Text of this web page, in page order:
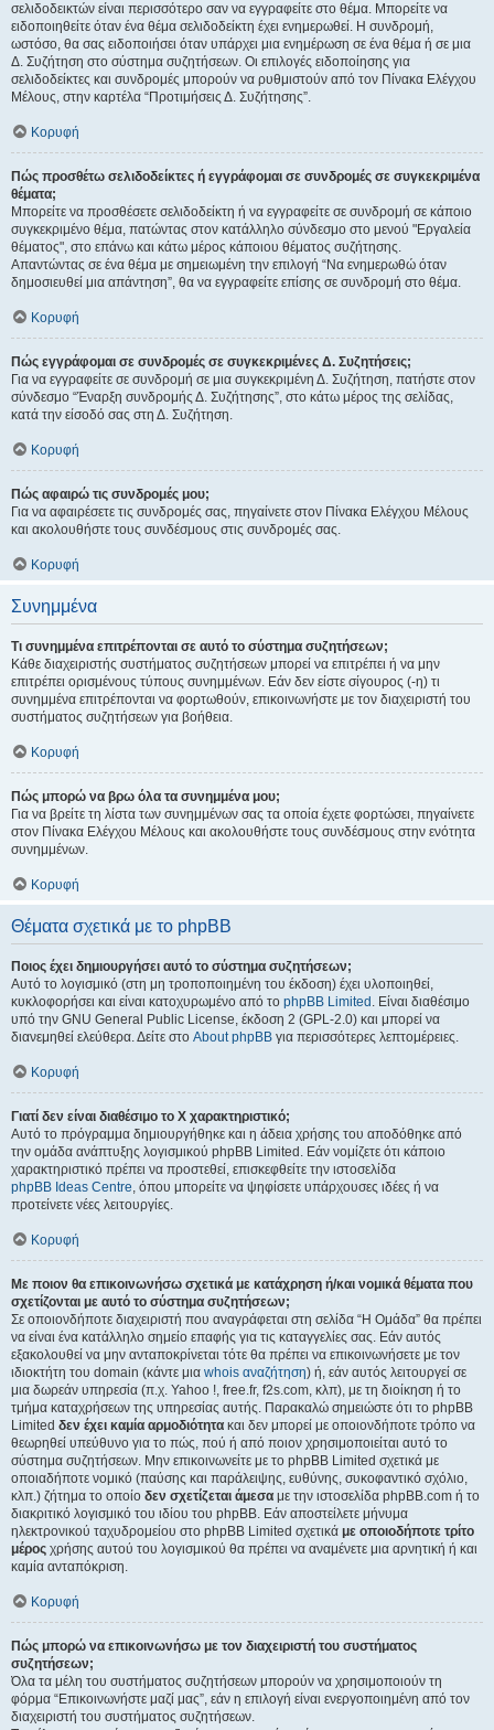
σελιδοδεικτών είναι περισσότερο σαν να εγγραφείτε στο θέμα. Μπορείτε να
ειδοποιηθείτε όταν ένα θέμα σελιδοδείκτη έχει ενημερωθεί. Η συνδρομή,
ωστόσο, θα σας ειδοποιήσει όταν υπάρχει μια ενημέρωση σε ένα θέμα ή σε μια
Δ. Συζήτηση στο σύστημα συζητήσεων. Οι επιλογές ειδοποίησης για
σελιδοδείκτες και συνδρομές μπορούν να ρυθμιστούν από τον Πίνακα Ελέγχου
Μέλους, στην καρτέλα “Προτιμήσεις Δ. Συζήτησης”.
Κορυφή
Πώς προσθέτω σελιδοδείκτες ή εγγράφομαι σε συνδρομές σε συγκεκριμένα
θέματα;
Μπορείτε να προσθέσετε σελιδοδείκτη ή να εγγραφείτε σε συνδρομή σε κάποιο
συγκεκριμένο θέμα, πατώντας στον κατάλληλο σύνδεσμο στο μενού "Εργαλεία
θέματος", στο επάνω και κάτω μέρος κάποιου θέματος συζήτησης.
Απαντώντας σε ένα θέμα με σημειωμένη την επιλογή “Να ενημερωθώ όταν
δημοσιευθεί μια απάντηση”, θα να εγγραφείτε επίσης σε συνδρομή στο θέμα.
Κορυφή
Πώς εγγράφομαι σε συνδρομές σε συγκεκριμένες Δ. Συζητήσεις;
Για να εγγραφείτε σε συνδρομή σε μια συγκεκριμένη Δ. Συζήτηση, πατήστε στον
σύνδεσμο “Έναρξη συνδρομής Δ. Συζήτησης”, στο κάτω μέρος της σελίδας,
κατά την είσοδό σας στη Δ. Συζήτηση.
Κορυφή
Πώς αφαιρώ τις συνδρομές μου;
Για να αφαιρέσετε τις συνδρομές σας, πηγαίνετε στον Πίνακα Ελέγχου Μέλους
και ακολουθήστε τους συνδέσμους στις συνδρομές σας.
Κορυφή
Συνημμένα
Τι συνημμένα επιτρέπονται σε αυτό το σύστημα συζητήσεων;
Κάθε διαχειριστής συστήματος συζητήσεων μπορεί να επιτρέπει ή να μην
επιτρέπει ορισμένους τύπους συνημμένων. Εάν δεν είστε σίγουρος (-η) τι
συνημμένα επιτρέπονται να φορτωθούν, επικοινωνήστε με τον διαχειριστή του
συστήματος συζητήσεων για βοήθεια.
Κορυφή
Πώς μπορώ να βρω όλα τα συνημμένα μου;
Για να βρείτε τη λίστα των συνημμένων σας τα οποία έχετε φορτώσει, πηγαίνετε
στον Πίνακα Ελέγχου Μέλους και ακολουθήστε τους συνδέσμους στην ενότητα
συνημμένων.
Κορυφή
Θέματα σχετικά με το phpBB
Ποιος έχει δημιουργήσει αυτό το σύστημα συζητήσεων;
Αυτό το λογισμικό (στη μη τροποποιημένη του έκδοση) έχει υλοποιηθεί,
κυκλοφορήσει και είναι κατοχυρωμένο από το phpBB Limited . Είναι διαθέσιμο
υπό την GNU General Public License, έκδοση 2 (GPL-2.0) και μπορεί να
διανεμηθεί ελεύθερα. Δείτε στο About phpBB για περισσότερες λεπτομέρειες.
Κορυφή
Γιατί δεν είναι διαθέσιμο το Χ χαρακτηριστικό;
Αυτό το πρόγραμμα δημιουργήθηκε και η άδεια χρήσης του αποδόθηκε από
την ομάδα ανάπτυξης λογισμικού phpBB Limited. Εάν νομίζετε ότι κάποιο
χαρακτηριστικό πρέπει να προστεθεί, επισκεφθείτε την ιστοσελίδα
phpBB Ideas Centre, όπου μπορείτε να ψηφίσετε υπάρχουσες ιδέες ή να
προτείνετε νέες λειτουργίες.
Κορυφή
Με ποιον θα επικοινωνήσω σχετικά με κατάχρηση ή/και νομικά θέματα που
σχετίζονται με αυτό το σύστημα συζητήσεων;
Σε οποιονδήποτε διαχειριστή που αναγράφεται στη σελίδα “Η Ομάδα” θα πρέπει
να είναι ένα κατάλληλο σημείο επαφής για τις καταγγελίες σας. Εάν αυτός
εξακολουθεί να μην ανταποκρίνεται τότε θα πρέπει να επικοινωνήσετε με τον
ιδιοκτήτη του domain (κάντε μια whois αναζήτηση) ή, εάν αυτός λειτουργεί σε
μια δωρεάν υπηρεσία (π.χ. Yahoo !, free.fr, f2s.com, κλπ), με τη διοίκηση ή το
τμήμα καταχρήσεων της υπηρεσίας αυτής. Παρακαλώ σημειώστε ότι το phpBB
Limited δεν έχει καμία αρμοδιότητα και δεν μπορεί με οποιονδήποτε τρόπο να
θεωρηθεί υπεύθυνο για το πώς, πού ή από ποιον χρησιμοποιείται αυτό το
σύστημα συζητήσεων. Μην επικοινωνείτε με το phpBB Limited σχετικά με
οποιαδήποτε νομικό (παύσης και παράλειψης, ευθύνης, συκοφαντικό σχόλιο,
κλπ.) ζήτημα το οποίο δεν σχετίζεται άμεσα με την ιστοσελίδα phpBB.com ή το
διακριτικό λογισμικό του ιδίου του phpBB. Εάν αποστείλετε μήνυμα
ηλεκτρονικού ταχυδρομείου στο phpBB Limited σχετικά με οποιοδήποτε τρίτο
μέρος χρήσης αυτού του λογισμικού θα πρέπει να αναμένετε μια αρνητική ή και
καμία ανταπόκριση.
Κορυφή
Πώς μπορώ να επικοινωνήσω με τον διαχειριστή του συστήματος
συζητήσεων;
Όλα τα μέλη του συστήματος συζητήσεων μπορούν να χρησιμοποιούν τη
φόρμα “Επικοινωνήστε μαζί μας”, εάν η επιλογή είναι ενεργοποιημένη από τον
διαχειριστή του συστήματος συζητήσεων.